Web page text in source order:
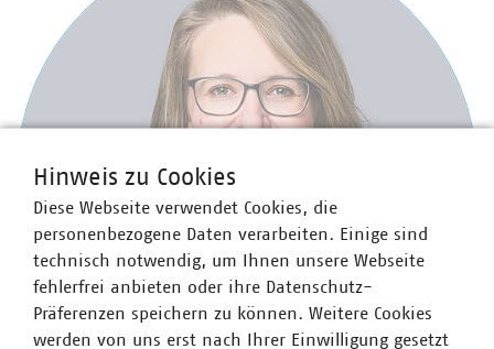
Hinweis zu Cookies
Diese Webseite verwendet Cookies, die
personenbezogene Daten verarbeiten. Einige sind
technisch notwendig, um Ihnen unsere Webseite
fehlerfrei anbieten oder ihre Datenschutz-
Präferenzen speichern zu können. Weitere Cookies
werden von uns erst nach Ihrer Einwilligung gesetzt